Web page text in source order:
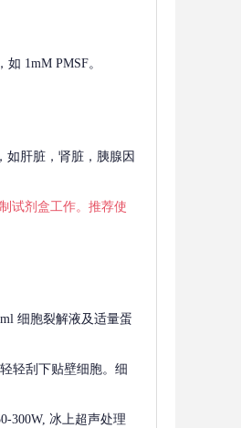
1mM PMSF。
如肝脏，肾脏，胰腺因
试剂盒工作。推荐使
细胞裂解液及适量蛋
轻刮下贴壁细胞。细
300W, 冰上超声处理